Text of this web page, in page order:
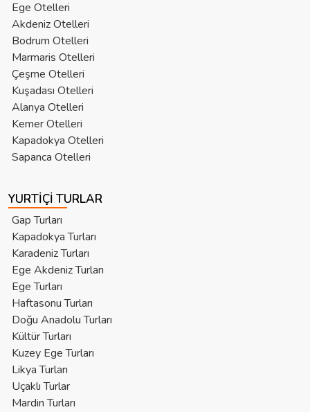
Ege Otelleri
Akdeniz Otelleri
Bodrum Otelleri
Marmaris Otelleri
Çeşme Otelleri
Kuşadası Otelleri
Alanya Otelleri
Kemer Otelleri
Kapadokya Otelleri
Sapanca Otelleri
YURTIÇI TURLAR
Gap Turları
Kapadokya Turları
Karadeniz Turları
Ege Akdeniz Turları
Ege Turları
Haftasonu Turları
Doğu Anadolu Turları
Kültür Turları
Kuzey Ege Turları
Likya Turları
Uçaklı Turlar
Mardin Turları